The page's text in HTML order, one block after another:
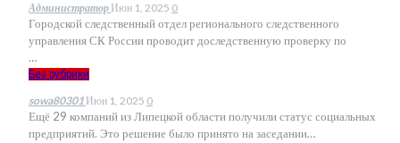
Администратор Июн 1, 2025 0
Городской следственный отдел регионального следственного
управления СК России проводит доследственную проверку по
…
Без рубрики
sowa80301 Июн 1, 2025 0
Ещё 29 компаний из Липецкой области получили статус социальных
предприятий. Это решение было принято на заседании…